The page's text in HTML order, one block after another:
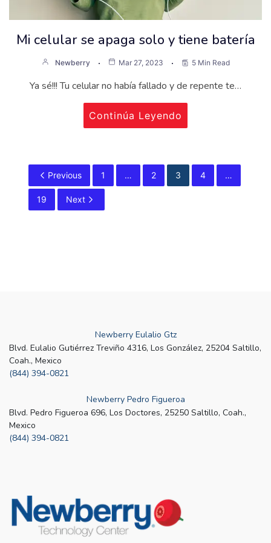
Mi celular se apaga solo y tiene batería
Newberry Mar 27, 2023 5 Min Read
Ya sé!!! Tu celular no había fallado y de repente te…
Continúa Leyendo
Previous 1 … 2 3 4 …
19 Next
Newberry Eulalio Gtz
Blvd. Eulalio Gutiérrez Treviño 4316, Los González, 25204 Saltillo,
Coah., Mexico
(844) 394-0821
Newberry Pedro Figueroa
Blvd. Pedro Figueroa 696, Los Doctores, 25250 Saltillo, Coah.,
Mexico
(844) 394-0821